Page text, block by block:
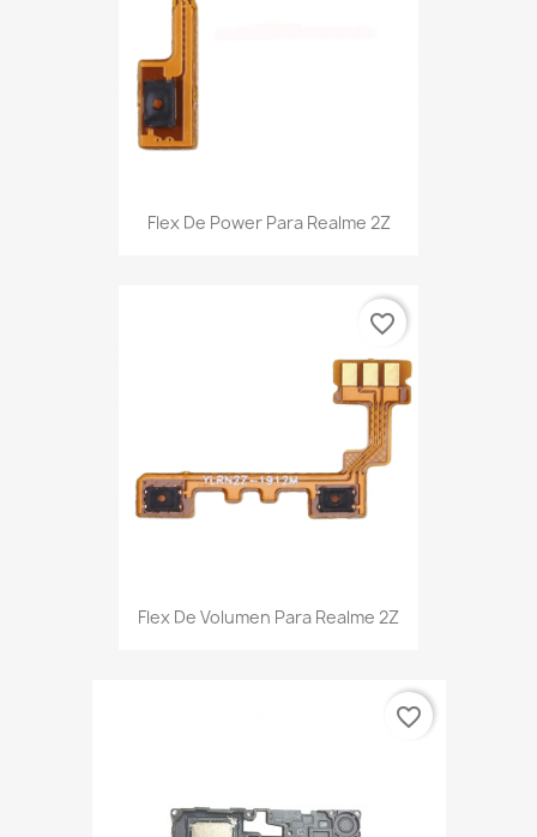
Flex De Power Para Realme 2Z
Flex De Volumen Para Realme 2Z
favorite_border
favorite_border